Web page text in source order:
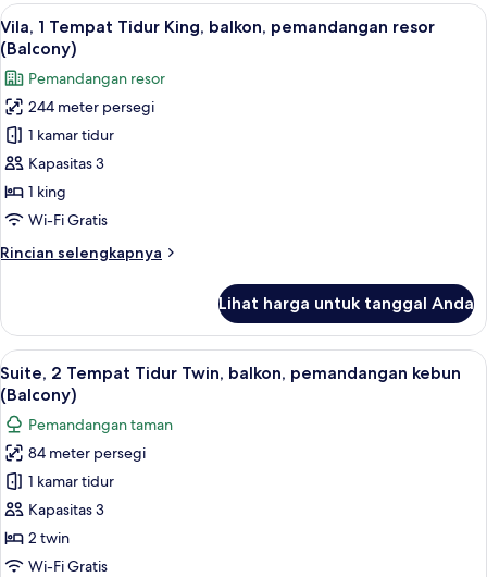
Tempat
Tidur
Twin,
balkon,
pemandangan
kebun
(Balcony)
Lihat
semua
foto
untuk
Vila,
Tempat
Tidur
King,
pemandangan
Vila, 1 Tempat Tidur King, balkon,
9
Vila, 1 Tempat Tidur King, balkon, pemandangan resor
(Balcony)
Pemandangan resor
244 meter persegi
1 kamar tidur
Kapasitas 3
1 king
Wi-Fi Gratis
Rincian selengkapnya
Rincian
Vila,
Tempat
Tidur
King,
balkon,
pemandangan
resor
(Balcony)
Lihat harga untuk tanggal Anda
Lihat
semua
foto
untuk
Suite,
2
Tempat
Tidur
Twin,
Suite, 2 Tempat Tidur Twin, balkon,
10
Suite, 2 Tempat Tidur Twin, balkon, pemandangan kebun
(Balcony)
Pemandangan taman
84 meter persegi
1 kamar tidur
Kapasitas 3
2 twin
Wi-Fi Gratis